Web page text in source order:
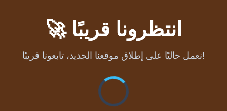
🚀 انتظرونا قريبًا
نعمل حاليًا على إطلاق موقعنا الجديد، تابعونا قريبًا!